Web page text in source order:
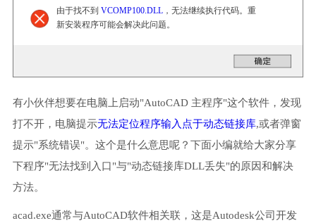
由于找不到 VCOMP100.DLL，无法继续执行代码。重
新安装程序可能会解决此问题。
有小伙伴想要在电脑上启动"AutoCAD 主程序"这个软件，发现
打不开，电脑提示无法定位程序输入点于动态链接库,或者弹窗
提示"系统错误"。这个是什么意思呢？下面小编就给大家分享
下程序"无法找到入口"与"动态链接库DLL丢失"的原因和解决
方法。
acad.exe通常与AutoCAD软件相关联，这是Autodesk公司开发